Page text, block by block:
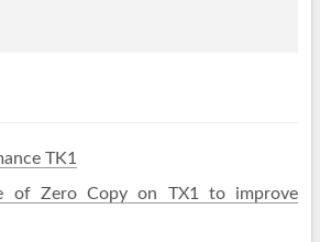
TK1
of Zero Copy on TX1 to improve